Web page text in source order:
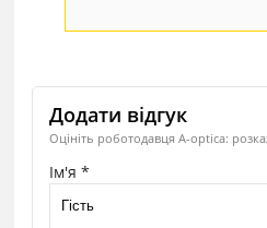
Додати відгук
Оцініть роботодавця A-optica:
Ім'я *